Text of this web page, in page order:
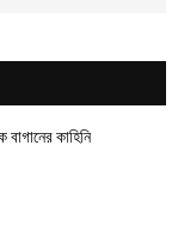
কাহিনি